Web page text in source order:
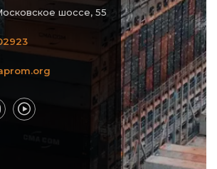
шоссе, 55